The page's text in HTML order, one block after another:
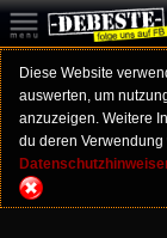
Diese Website
auswerten, um
anzuzeigen. Weitere
du deren